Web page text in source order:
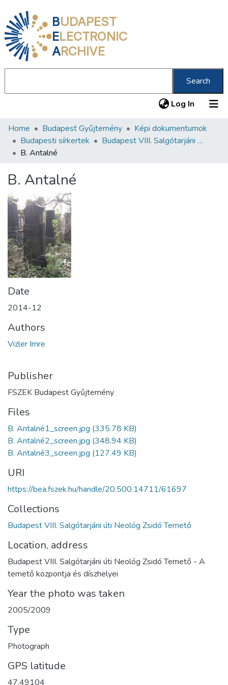
BUDAPEST
ELECTRONIC
ARCHIVE
Search
Log In (current)
Communities & Collections
All of DSpace
About us
Home Budapest Gyűjtemény
Képi dokumentumok
Budapesti sírkertek
Budapest VIII. Salgótarjáni úti Neológ Zsidó Temető
B. Antalné
B. Antalné
Date
2014-12
Authors
Vizler Imre
Publisher
FSZEK Budapest Gyűjtemény
Files
B. Antalné1_screen.jpg (335.78 KB)
B. Antalné2_screen.jpg (348.94 KB)
B. Antalné3_screen.jpg (127.49 KB)
URI
https://bea.fszek.hu/handle/20.500.14711/61697
Collections
Budapest VIII. Salgótarjáni úti Neológ Zsidó Temető
Location, address
Budapest VIII. Salgótarjáni úti Neológ Zsidó Temető - A
temető központja és díszhelyei
Year the photo was taken
2005/2009
Type
Photograph
GPS latitude
47.49104